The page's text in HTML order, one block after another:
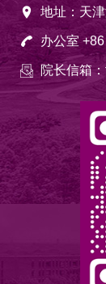
地址：天
办公室
院长信箱